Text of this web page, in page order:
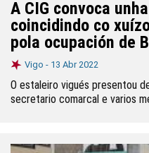
A CIG convoca
coincidindo co
pola ocupación de
Vigo - 13 Abr 2022
O estaleiro vigués presentou
secretario comarcal e varios